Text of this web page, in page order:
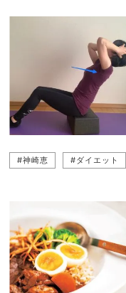
#神崎恵 #ダイエット